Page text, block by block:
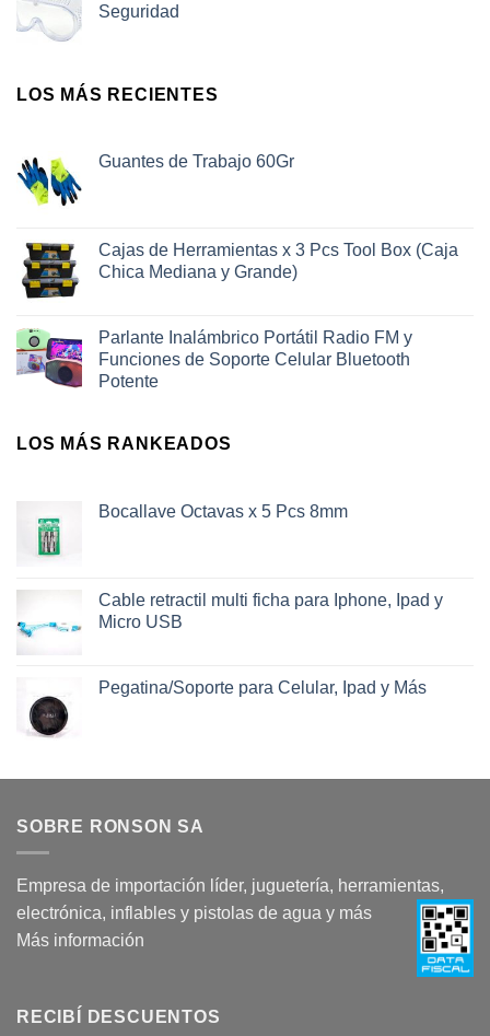
Seguridad
LOS MÁS RECIENTES
Guantes de Trabajo 60Gr
Cajas de Herramientas x 3 Pcs Tool Box (Caja
Chica Mediana y Grande)
Parlante Inalámbrico Portátil Radio FM y
Funciones de Soporte Celular Bluetooth
Potente
LOS MÁS RANKEADOS
Bocallave Octavas x 5 Pcs 8mm
Cable retractil multi ficha para Iphone, Ipad y
Micro USB
Pegatina/Soporte para Celular, Ipad y Más
SOBRE RONSON SA
Empresa de importación líder, juguetería, herramientas,
electrónica, inflables y pistolas de agua y más
Más información
RECIBÍ DESCUENTOS